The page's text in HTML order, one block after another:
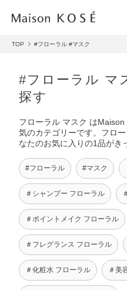
TOP #フローラル #マスク
#フローラル マ
探す
フローラル マスク は
気のカテゴリーです。フロ
なたのお気に入りの1品がき
#フローラル #マスク
＃シャンプー フローラル
＃ポイントメイク フローラル
＃フレグランス フローラル
＃化粧水 フローラル ＃美